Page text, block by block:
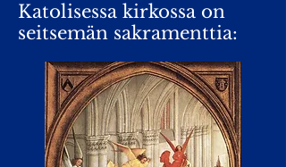
Katolisessa kirkossa on
seitsemän sakramenttia: